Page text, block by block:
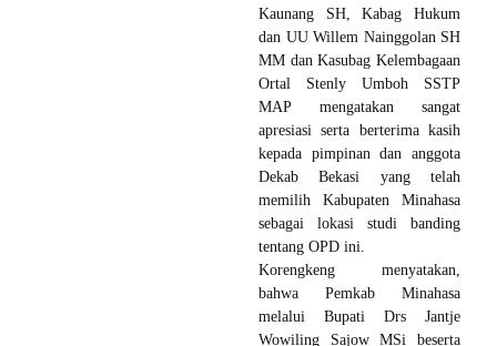
Kaunang SH, Kabag Hukum
dan UU Willem Nainggolan SH
MM dan Kasubag Kelembagaan
Ortal Stenly Umboh SSTP
MAP mengatakan sangat
apresiasi serta berterima kasih
kepada pimpinan dan anggota
Dekab Bekasi yang telah
memilih Kabupaten Minahasa
sebagai lokasi studi banding
tentang OPD ini.
Korengkeng menyatakan,
bahwa Pemkab Minahasa
melalui Bupati Drs Jantje
Wowiling Sajow MSi beserta